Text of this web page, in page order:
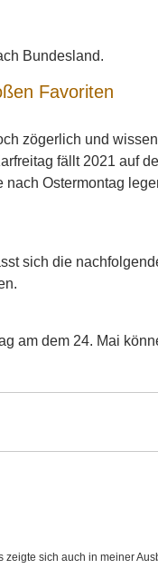
Bundesland.
Favoriten
zögerlich und
fällt 2021 auf
Ostermontag
sich die
am dem 24. Mai
zeigte sich auch in meiner